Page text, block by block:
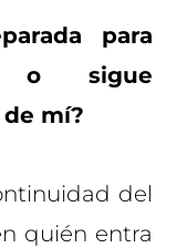
para
o sigue
mí?
del
quién entra